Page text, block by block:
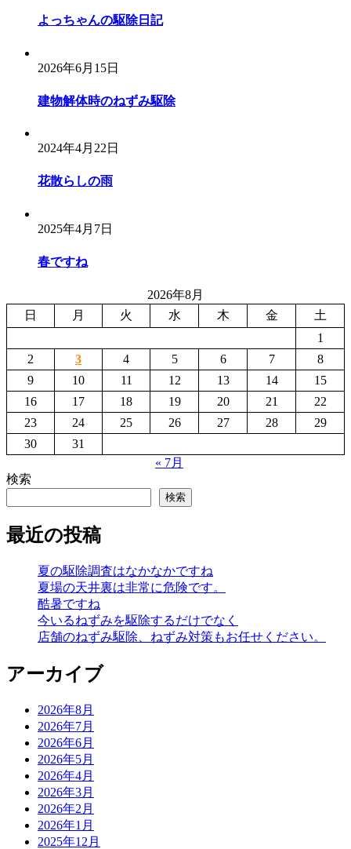
よっちゃんの駆除日記
2026年6月15日
建物解体時のねずみ駆除
2024年4月22日
花散らしの雨
2025年4月7日
春ですね
2026年8月
日
月 火 水 木 金
土
1
2
3 4 5 6 7
8
9
10 11 12 13 14
15
16
17 18 19 20 21
22
23
24 25 26 27 28
29
30
31
« 7月
検索
検索
最近の投稿
夏の駆除調査はなかなかですね
夏場の天井裏は非常に危険です。
酷暑ですね
今いるねずみを駆除するだけでなく
店舗のねずみ駆除、ねずみ対策もお任せください。
アーカイブ
2026年8月
2026年7月
2026年6月
2026年5月
2026年4月
2026年3月
2026年2月
2026年1月
2025年12月